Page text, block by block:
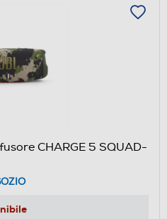
CHARGE 5 SQUAD-